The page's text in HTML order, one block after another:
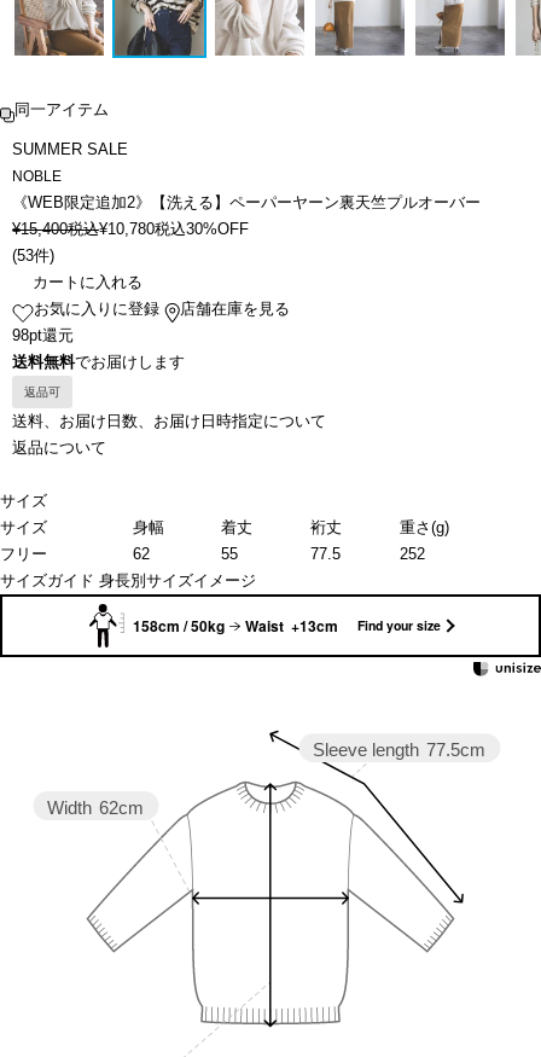
同一アイテム
SUMMER SALE
NOBLE
《WEB限定追加2》【洗える】ペーパーヤーン裏天竺プルオーバー
¥15,400税込¥10,780税込30%OFF
(53件)
カートに入れる
お気に入りに登録
店舗在庫を見る
98pt還元
送料無料でお届けします
返品可
送料、お届け日数、お届け日時指定について
返品について
サイズ
サイズ
身幅 着丈 裄丈
重さ(g)
フリー
62 55 77.5
252
サイズガイド 身長別サイズイメージ
158cm / 50kg Waist +13cm Find your size
Sleeve length 77.5cm
Width 62cm